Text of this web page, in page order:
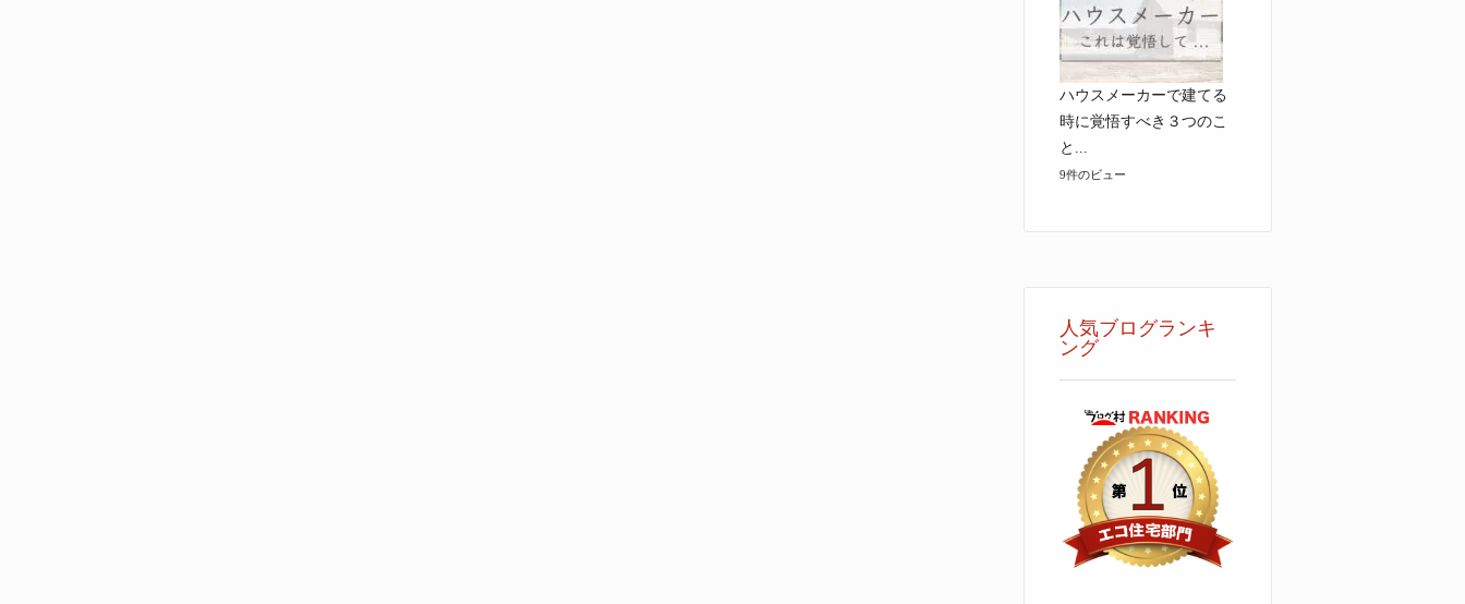
ハウスメーカーで建てる
時に覚悟すべき３つのこ
と...
9件のビュー
人気ブログランキ
ング